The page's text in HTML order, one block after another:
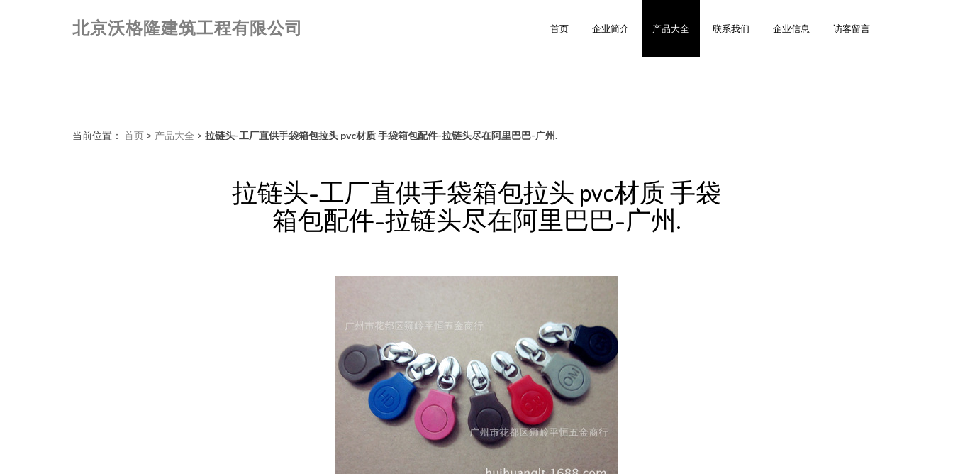
北京沃格隆建筑工程有限公司 首页 企业简介 产品大全 联系我们 企业信息 访客留言
当前位置： 首页 > 产品大全 > 拉链头-工厂直供手袋箱包拉头 pvc材质 手袋箱包配件-拉链头尽在阿里巴巴-广州.
拉链头-工厂直供手袋箱包拉头 pvc材质 手袋
箱包配件-拉链头尽在阿里巴巴-广州.